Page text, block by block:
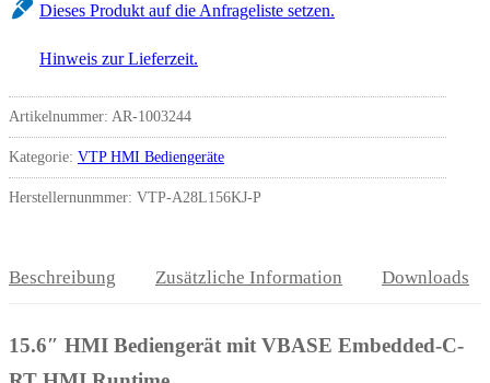
Dieses Produkt auf die Anfrageliste setzen.
Hinweis zur Lieferzeit.
Artikelnummer: AR-1003244
Kategorie: VTP HMI Bediengeräte
Herstellernunmmer: VTP-A28L156KJ-P
Beschreibung Zusätzliche Information Downloads
15.6″ HMI Bediengerät mit VBASE Embedded-C-